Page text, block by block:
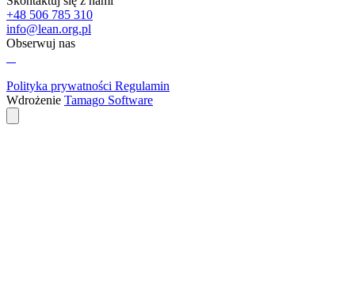
+48 506 785 310
info@lean.org.pl
Obserwuj nas
Polityka prywatności Regulamin
Wdrożenie Tamago Software